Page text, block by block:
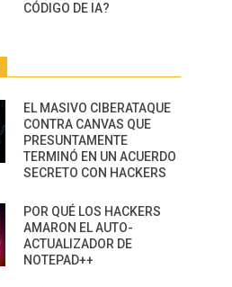
CÓDIGO DE IA?
EL MASIVO CIBERATAQUE
CONTRA CANVAS QUE
PRESUNTAMENTE
TERMINÓ EN UN ACUERDO
SECRETO CON HACKERS
POR QUÉ LOS HACKERS
AMARON EL AUTO-
ACTUALIZADOR DE
NOTEPAD++